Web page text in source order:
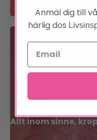
Allt inom sinne,
Anmäl dig till
härlig dos